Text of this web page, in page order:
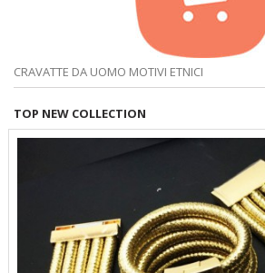
CRAVATTE DA UOMO MOTIVI ETNICI
TOP NEW COLLECTION